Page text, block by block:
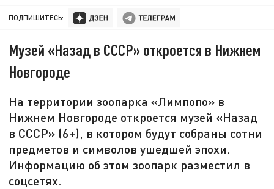
ПОДПИШИТЕСЬ:
Музей «Назад в СССР» откроется в Нижнем
Новгороде
На территории зоопарка «Лимпопо» в
Нижнем Новгороде откроется музей «Назад
в СССР» (6+), в котором будут собраны сотни
предметов и символов ушедшей эпохи.
Информацию об этом зоопарк разместил в
соцсетях.